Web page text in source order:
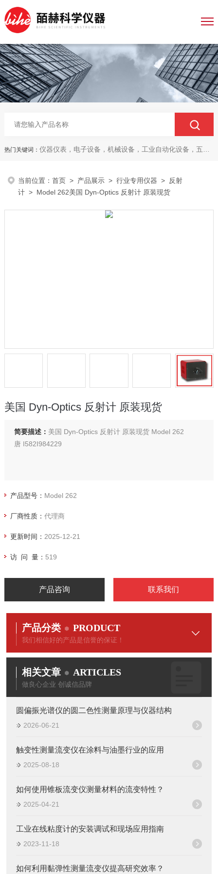
热门关键词： 仪器仪表，电子设备，机械设备，工业自动化设备，五金产品，电线电缆，金属材料，电子
当前位置：首页 > 产品展示 >行业专用仪器 > 反射
计 > Model 262美国 Dyn-Optics 反射计 原装现货
美国 Dyn-Optics 反射计 原装现货
简要描述： 美国 Dyn-Optics 反射计 原装现货 Model 262
唐 I582I984229
产品型号： Model 262
厂商性质： 代理商
更新时间： 2025-12-21
访 问 量： 519
产品咨询 联系我们
产品分类 PRODUCT
我们相信好的产品是信誉的保证！
相关文章 ARTICLES
做良心企业 创诚信品牌
圆偏振光谱仪的圆二色性测量原理与仪器结构
2026-06-21
触变性测量流变仪在涂料与油墨行业的应用
2025-08-18
如何使用锥板流变仪测量材料的流变特性？
2025-04-21
工业在线粘度计的安装调试和现场应用指南
2023-11-18
如何利用黏弹性测量流变仪提高研究效率？